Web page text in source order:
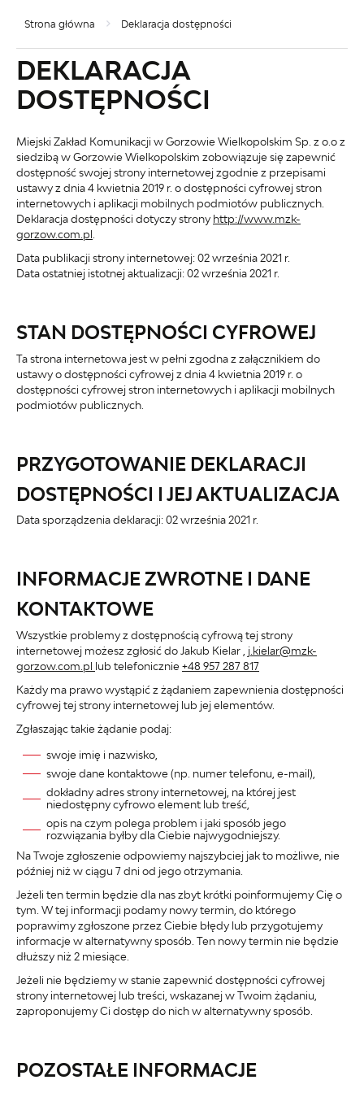
Strona główna Deklaracja dostępności
DEKLARACJA
DOSTĘPNOŚCI
Miejski Zakład Komunikacji w Gorzowie Wielkopolskim Sp. z o.o z
siedzibą w Gorzowie Wielkopolskim zobowiązuje się zapewnić
dostępność swojejstrony internetowejzgodnie z przepisami
ustawy z dnia 4 kwietnia 2019 r. o dostępności cyfrowej stron
internetowych i aplikacji mobilnych podmiotów publicznych.
Deklaracja dostępności dotyczy strony http://www.mzk-
gorzow.com.pl
Data publikacji strony internetowej:02 września 2021 r.
Data ostatniej istotnej aktualizacji:02 września 2021 r.
STAN DOSTĘPNOŚCI CYFROWEJ
Ta strona internetowa jest w pełni zgodna z załącznikiem do
ustawy o dostępności cyfrowej z dnia 4 kwietnia 2019 r. o
dostępności cyfrowej stron internetowych i aplikacji mobilnych
podmiotów publicznych.
PRZYGOTOWANIE DEKLARACJI
DOSTĘPNOŚCI I JEJ AKTUALIZACJA
Data sporządzenia deklaracji:02 września 2021 r.
INFORMACJE ZWROTNE I DANE
KONTAKTOWE
Wszystkie problemy z dostępnością cyfrową tej strony
internetowej możesz zgłosić doJakub Kielar
j.kielar@mzk-
gorzow.com.pl lub telefonicznie+48 957 287 817
Każdy ma prawo wystąpić z żądaniem zapewnienia dostępności
cyfrowej tej strony internetowej lub jej elementów.
Zgłaszając takie żądanie podaj:
swoje imię i nazwisko,
swoje dane kontaktowe (np. numer telefonu, e-mail),
dokładny adres strony internetowej, na której jest
niedostępny cyfrowo element lub treść,
opis na czym polega problem i jaki sposób jego
rozwiązania byłby dla Ciebie najwygodniejszy.
Na Twoje zgłoszenie odpowiemy najszybciej jak to możliwe, nie
później niż w ciągu 7 dni od jego otrzymania.
Jeżeli ten termin będzie dla nas zbyt krótki poinformujemy Cię o
tym. W tej informacji podamy nowy termin, do którego
poprawimy zgłoszone przez Ciebie błędy lub przygotujemy
informacje w alternatywny sposób. Ten nowy termin nie będzie
dłuższy niż 2 miesiące.
Jeżeli nie będziemy w stanie zapewnić dostępności cyfrowej
strony internetowej lub treści, wskazanej w Twoim żądaniu,
zaproponujemy Ci dostęp do nich w alternatywny sposób.
POZOSTAŁE INFORMACJE